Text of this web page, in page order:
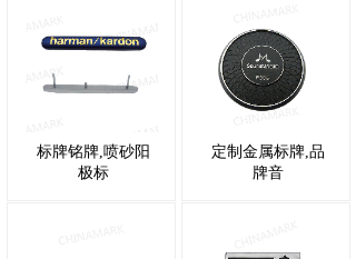
标牌铭牌,喷砂阳
极标
定制金属标牌,品
牌音